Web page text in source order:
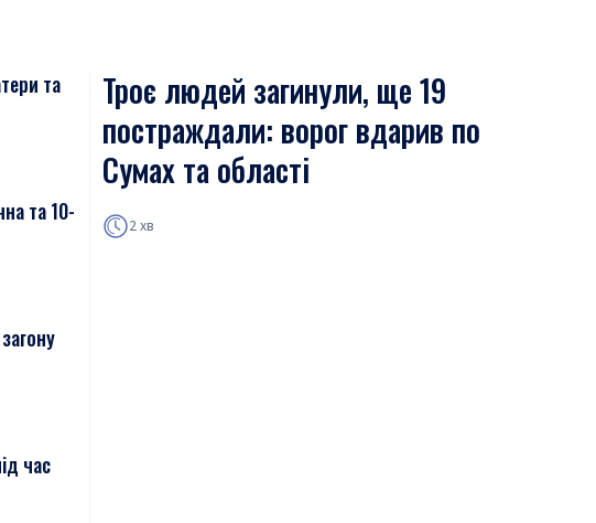
та
та 10-
час
Троє людей загинули, ще 19
постраждали: ворог вдарив по
Сумах та області
2 хв